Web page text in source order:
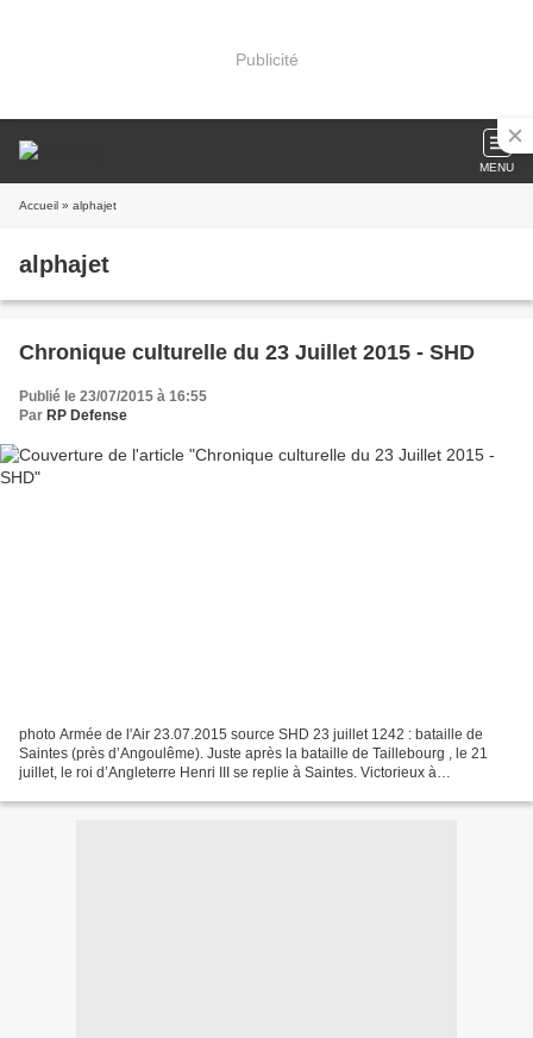
Publicité
MENU
Accueil » alphajet
alphajet
Chronique culturelle du 23 Juillet 2015 - SHD
Publié le 23/07/2015 à 16:55
Par RP Defense
photo Armée de l'Air 23.07.2015 source SHD 23 juillet 1242 : bataille de
Saintes (près d’Angoulême). Juste après la bataille de Taillebourg , le 21
juillet, le roi d’Angleterre Henri III se replie à Saintes. Victorieux à